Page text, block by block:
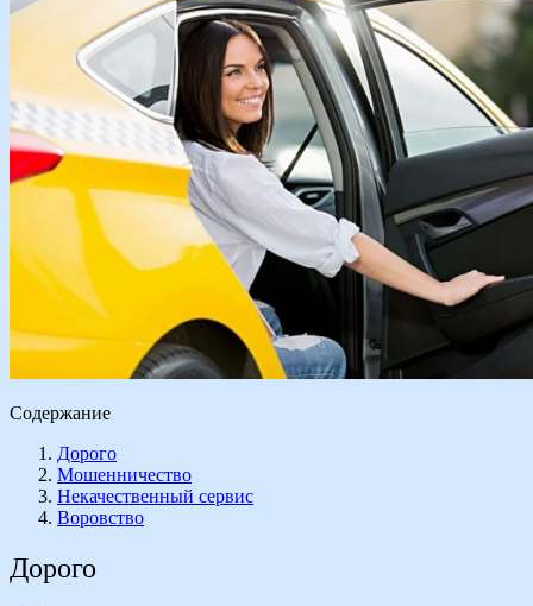
Содержание
Дорого
Мошенничество
Некачественный сервис
Воровство
Дорого